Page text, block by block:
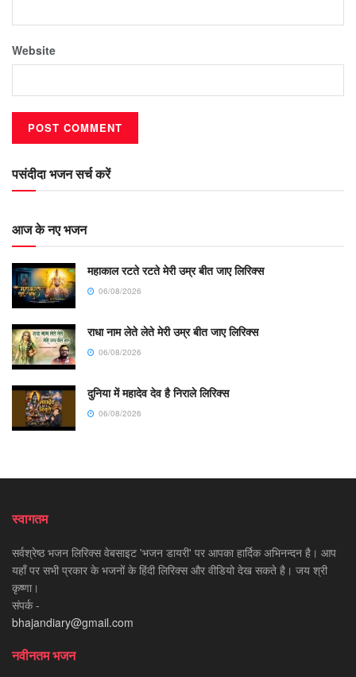
Website
पसंदीदा भजन सर्च करें
आज के नए भजन
महाकाल रटते रटते मेरी उम्र बीत जाए लिरिक्स
06/08/2026
राधा नाम लेते लेते मेरी उम्र बीत जाए लिरिक्स
06/08/2026
दुनिया में महादेव देव है निराले लिरिक्स
06/08/2026
स्वागतम
सर्वश्रेष्ठ भजन लिरिक्स वेबसाइट 'भजन डायरी' पर आपका हार्दिक अभिनन्दन है। आप
यहाँ पर सभी प्रकार के भजनों के हिंदी लिरिक्स और वीडियो देख सकते है। जय श्री
कृष्णा।
संपर्क -
bhajandiary@gmail.com
नवीनतम भजन